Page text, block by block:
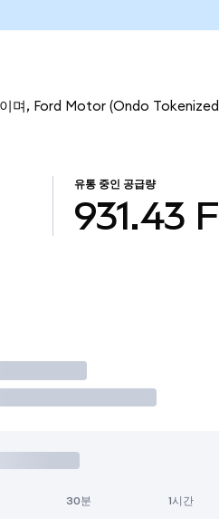
며, Ford Motor (Ondo
유통 중인 공급량
931.43
30분 1시간